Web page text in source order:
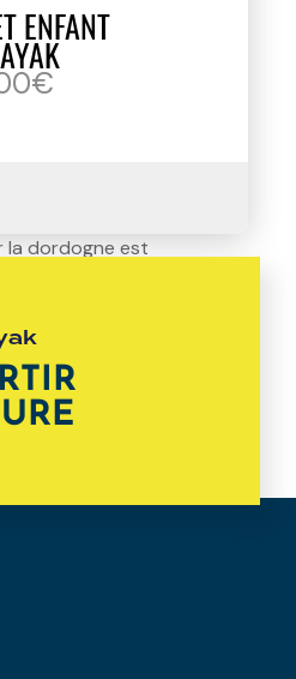
ENFANT
la dordogne est